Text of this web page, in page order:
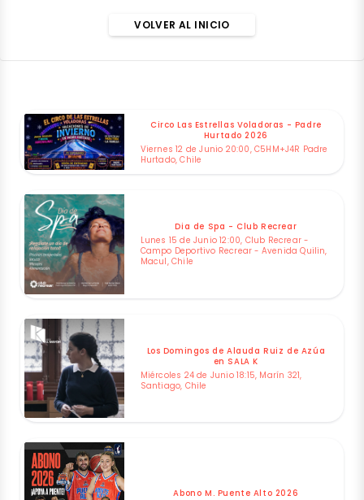
VOLVER AL INICIO
Circo Las Estrellas Voladoras - Padre
Hurtado 2026
Viernes 12 de Junio 20:00, C5HM+J4R Padre
Hurtado, Chile
Dia de Spa - Club Recrear
Lunes 15 de Junio 12:00, Club Recrear -
Campo Deportivo Recrear - Avenida Quilin,
Macul, Chile
Los Domingos de Alauda Ruiz de Azúa
en SALA K
Miércoles 24 de Junio 18:15, Marín 321,
Santiago, Chile
Abono M. Puente Alto 2026